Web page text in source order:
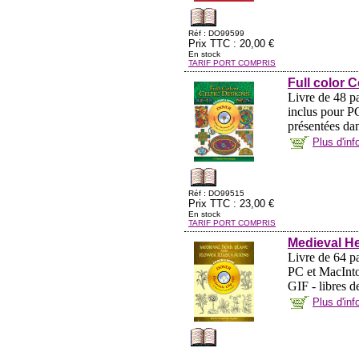
Réf : DO99599
Prix TTC : 20,00 €
En stock
TARIF PORT COMPRIS
Réf : DO99515
Prix TTC : 23,00 €
En stock
TARIF PORT COMPRIS
Full color
Livre de 48
inclus pour
présentées
Plus
Medieval
Livre de 64
PC et
GIF - libres
Plus